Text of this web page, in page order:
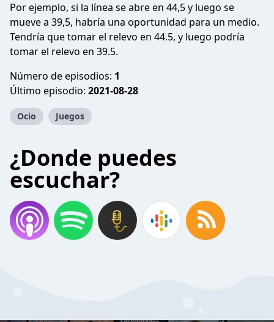
Por ejemplo, si la línea se abre en 44,5 y luego se
mueve a 39,5, habría una oportunidad para un medio.
Tendría que tomar el relevo en 44.5, y luego podría
tomar el relevo en 39.5.
Número de episodios: 1
Último episodio: 2021-08-28
Ocio Juegos
¿Donde puedes
escuchar?